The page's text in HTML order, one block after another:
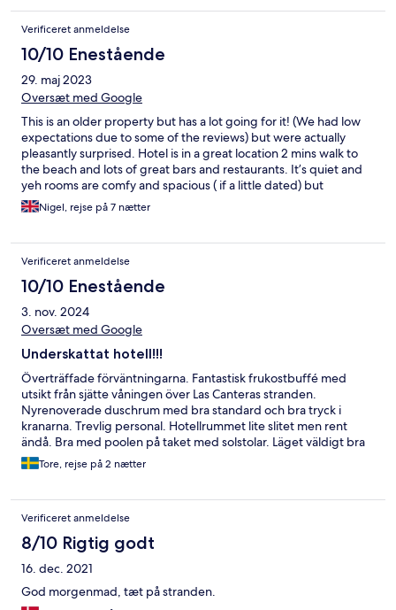
Verificeret anmeldelse
10/10 Enestående
29. maj 2023
Oversæt med Google
This is an older property but has a lot going for it! (We had low
expectations due to some of the reviews) but were actually
pleasantly surprised. Hotel is in a great location 2 mins walk to
the beach and lots of great bars and restaurants. It’s quiet and
yeh rooms are comfy and spacious ( if a little dated) but
extremely clean really comfortable beds. Good shower and
bathrooms too) there is a mini fridge and a hairdryer and you
Finally the rooftop terrace is sheltered with lots of sunbeds and
parasols and theres a good sized pool (a bit chilly even may but
definitely swimable!!) we really enjoyed our stay and for the
money this is an excellent option and great base to explore
lovely Gran Canaria.
Nigel, rejse på 7 nætter
Verificeret anmeldelse
10/10 Enestående
3. nov. 2024
Oversæt med Google
Underskattat hotell!!!
Överträffade förväntningarna. Fantastisk frukostbuffé med
utsikt från sjätte våningen över Las Canteras stranden.
Nyrenoverade duschrum med bra standard och bra tryck i
kranarna. Trevlig personal. Hotellrummet lite slitet men rent
ändå. Bra med poolen på taket med solstolar. Läget väldigt bra
nära stranden. Fräscha hissar i olika storlekar. Alldeles utanför
hotellet är det en busshållplats och taxibilar som väntar. Klart
Prisvärt. Rekommenderas. Jag brukar sällan vara så positiv i mina
recensioner, men i det här fallet är det befogat.
Tore, rejse på 2 nætter
Verificeret anmeldelse
8/10 Rigtig godt
16. dec. 2021
God morgenmad, tæt på stranden.